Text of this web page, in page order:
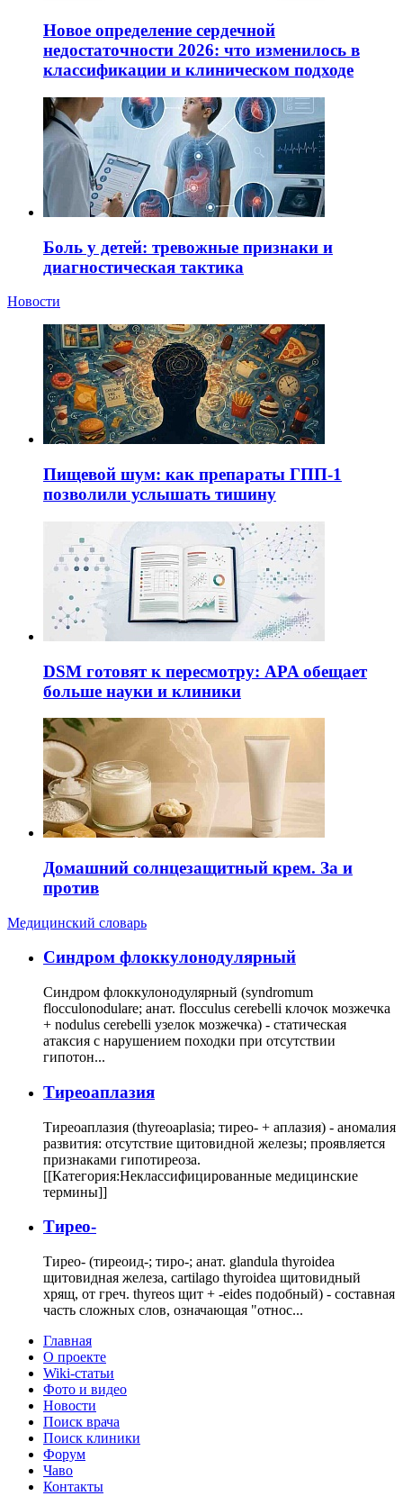
Новое определение сердечной
недостаточности 2026: что изменилось в
классификации и клиническом подходе
Боль у детей: тревожные признаки и
диагностическая тактика
Новости
Пищевой шум: как препараты ГПП-1
позволили услышать тишину
DSM готовят к пересмотру: APA обещает
больше науки и клиники
Домашний солнцезащитный крем. За и
против
Медицинский словарь
Cиндром флоккулонодулярный
Синдром флоккулонодулярный (syndromum
flocculonodulare; анат. flocculus cerebelli клочок мозжечка
+ nodulus cerebelli узелок мозжечка) - статическая
атаксия с нарушением походки при отсутствии
гипотон...
Тиреоаплазия
Тиреоаплазия (thyreoaplasia; тирео- + аплазия) - аномалия
развития: отсутствие щитовидной железы; проявляется
признаками гипотиреоза.
[[Категория:Неклассифицированные медицинские
термины]]
Тирео-
Тирео- (тиреоид-; тиро-; анат. glandula thyroidea
щитовидная железа, cartilago thyroidea щитовидный
хрящ, от греч. thyreos щит + -eides подобный) - составная
часть сложных слов, означающая "относ...
Главная
О проекте
Wiki-статьи
Фото и видео
Новости
Поиск врача
Поиск клиники
Форум
Чаво
Контакты